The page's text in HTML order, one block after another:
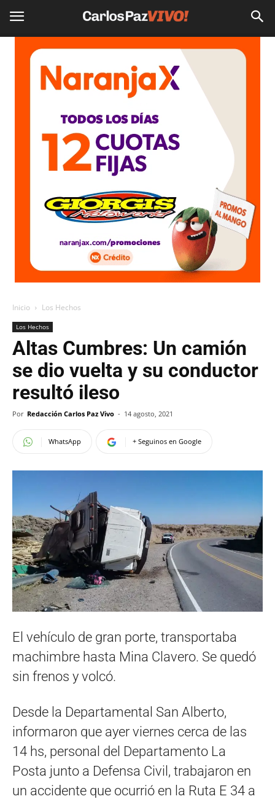
Inicio Los Hechos
Los Hechos
Altas Cumbres: Un camión
se dio vuelta y su conductor
resultó ileso
Por Redacción Carlos Paz Vivo - 14 agosto, 2021
WhatsApp + Seguinos en Google
El vehículo de gran porte, transportaba
machimbre hasta Mina Clavero. Se quedó
sin frenos y volcó.
Desde la Departamental San Alberto,
informaron que ayer viernes cerca de las
14 hs, personal del Departamento La
Posta junto a Defensa Civil, trabajaron en
un accidente que ocurrió en la Ruta E 34 a